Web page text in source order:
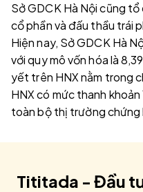
Sở GDCK Hà Nội cũng
cổ phần và đấu thầu trái
Hiện nay, Sở GDCK Hà
với quy mô vốn hóa là
yết trên HNX nằm trong
HNX có mức thanh
toàn bộ thị trường chứng
Tititada - Đầu